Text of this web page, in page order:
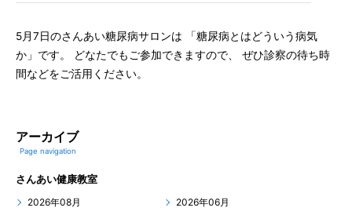
5月7日のさんあい糖尿病サロンは 「糖尿病とはどういう病気
か」です。 どなたでもご参加できますので、 ぜひ診察の待ち時
間などをご活用ください。
アーカイブ
Page navigation
さんあい健康教室
2026年08月
2026年06月